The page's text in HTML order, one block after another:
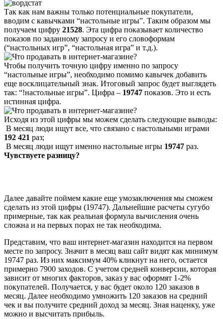
Так как нам важны только потенциальные покупатели,
вводим с кавычками “настольные игры”. Таким образом мы
получаем цифру 21528. Эта цифра показывает количество
показов по заданному запросу и его словоформам
(“настольных игр”, “настольная игра” и т.д.).
Чтобы получить точную цифру именно по запросу
“настольные игры”, необходимо помимо кавычек добавить
еще восклицательный знак. Итоговый запрос будет выглядеть
так: “!настольные игры”. Цифра – 19747 показов. Это и есть
истинная цифра.
Исходя из этой цифры мы можем сделать следующие выводы:
В месяц люди ищут все, что связано с настольными играми
192 421 раз;
В месяц люди ищут именно настольные игры 19747 раз.
Чувствуете разницу?
Далее давайте поймем какие еще умозаключения мы сможем
сделать из этой цифры (19747). Дальнейшие расчеты сугубо
примерные, так как реальная формула вычисления очень
сложна и на первых порах не так необходима.
Представим, что ваш интернет-магазин находится на первом
месте по запросу. Значит в месяц ваш сайт видят как минимум
19747 раз. Из них максимум 40% кликнут на него, остается
примерно 7900 заходов. С учетом средней конверсии, которая
зависит от многих факторов, заказ у вас оформят 1-2%
покупателей. Получается, у вас будет около 120 заказов в
месяц. Далее необходимо умножить 120 заказов на средний
чек и вы получите средний доход за месяц. Зная наценку, уже
можно и высчитать прибыль.